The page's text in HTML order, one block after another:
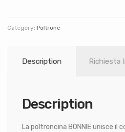
Category: Poltrone
Description Richiesta
Description
La poltroncina BONNIE unisce il